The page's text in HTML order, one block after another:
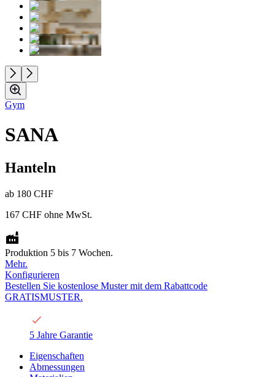
Gym
SANA
Hanteln
ab 180 CHF
167 CHF ohne MwSt.
Produktion 5 bis 7 Wochen.
Mehr.
Konfigurieren
Bestellen Sie kostenlose Muster mit dem Rabattcode
GRATISMUSTER.
5 Jahre Garantie
Eigenschaften
Abmessungen